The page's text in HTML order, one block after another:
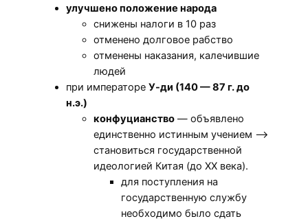
улучшено положение народа
снижены налоги в 10 раз
отменено долговое рабство
отменены наказания, калечившие
людей
при императоре У-ди (140 — 87 г. до
н.э.)
конфуцианство — объявлено
единственно истинным учением —>
становиться государственной
идеологией Китая (до XX века).
для поступления на
государственную службу
необходимо было сдать